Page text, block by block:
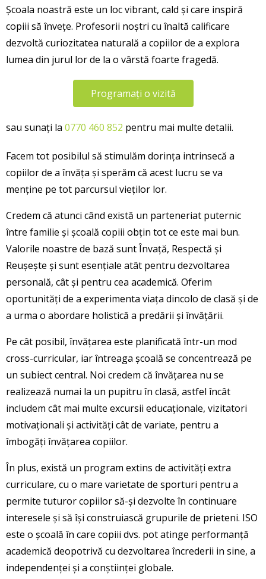
Școala noastră este un loc vibrant, cald și care inspiră
copiii să învețe. Profesorii noștri cu înaltă calificare
dezvoltă curiozitatea naturală a copiilor de a explora
lumea din jurul lor de la o vârstă foarte fragedă.
Programați o vizită
sau sunați la 0770 460 852 pentru mai multe detalii.
Facem tot posibilul să stimulăm dorința intrinsecă a
copiilor de a învăța și sperăm că acest lucru se va
menține pe tot parcursul vieților lor.
Credem că atunci când există un parteneriat puternic
între familie și școală copiii obțin tot ce este mai bun.
Valorile noastre de bază sunt Învață, Respectă și
Reușește și sunt esențiale atât pentru dezvoltarea
personală, cât și pentru cea academică. Oferim
oportunități de a experimenta viața dincolo de clasă și de
a urma o abordare holistică a predării și învățării.
Pe cât posibil, învățarea este planificată într-un mod
cross-curricular, iar întreaga școală se concentrează pe
un subiect central. Noi credem că învățarea nu se
realizează numai la un pupitru în clasă, astfel încât
includem cât mai multe excursii educaționale, vizitatori
motivaționali și activități cât de variate, pentru a
îmbogăți învățarea copiilor.
În plus, există un program extins de activități extra
curriculare, cu o mare varietate de sporturi pentru a
permite tuturor copiilor să-și dezvolte în continuare
interesele și să își construiască grupurile de prieteni. ISO
este o școală în care copiii dvs. pot atinge performanță
academică deopotrivă cu dezvoltarea încrederii in sine, a
independenței și a conștiinței globale.